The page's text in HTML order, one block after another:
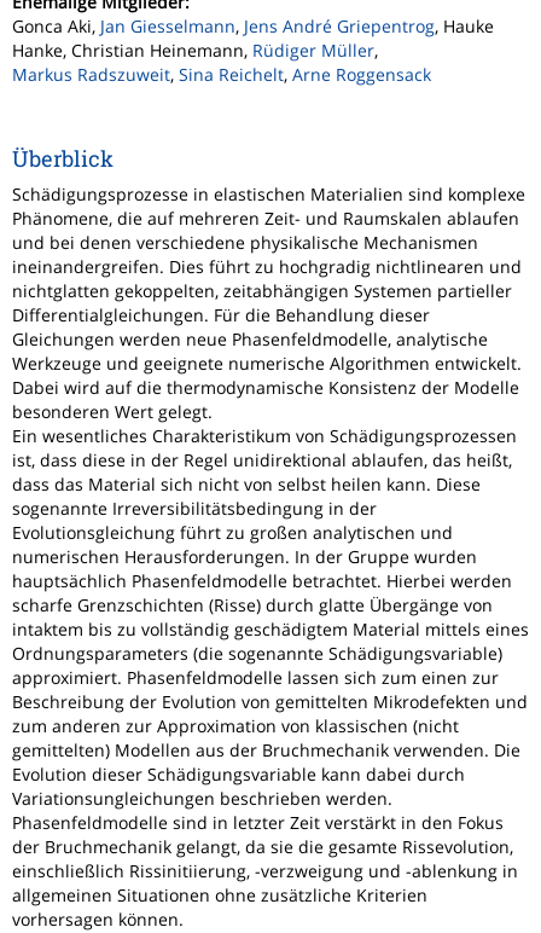
Gonca Aki, Jan Giesselmann, Jens André Griepentrog, Hauke
Hanke, Christian Heinemann, Rüdiger Müller,
Markus Radszuweit, Sina Reichelt, Arne Roggensack
Überblick
Schädigungsprozesse in elastischen Materialien sind komplexe
Phänomene, die auf mehreren Zeit- und Raumskalen ablaufen
und bei denen verschiedene physikalische Mechanismen
ineinandergreifen. Dies führt zu hochgradig nichtlinearen und
nichtglatten gekoppelten, zeitabhängigen Systemen partieller
Differentialgleichungen. Für die Behandlung dieser
Gleichungen werden neue Phasenfeldmodelle, analytische
Werkzeuge und geeignete numerische Algorithmen entwickelt.
Dabei wird auf die thermodynamische Konsistenz der Modelle
besonderen Wert gelegt.
Ein wesentliches Charakteristikum von Schädigungsprozessen
ist, dass diese in der Regel unidirektional ablaufen, das heißt,
dass das Material sich nicht von selbst heilen kann. Diese
sogenannte Irreversibilitätsbedingung in der
Evolutionsgleichung führt zu großen analytischen und
numerischen Herausforderungen. In der Gruppe wurden
hauptsächlich Phasenfeldmodelle betrachtet. Hierbei werden
scharfe Grenzschichten (Risse) durch glatte Übergänge von
intaktem bis zu vollständig geschädigtem Material mittels eines
Ordnungsparameters (die sogenannte Schädigungsvariable)
approximiert. Phasenfeldmodelle lassen sich zum einen zur
Beschreibung der Evolution von gemittelten Mikrodefekten und
zum anderen zur Approximation von klassischen (nicht
gemittelten) Modellen aus der Bruchmechanik verwenden. Die
Evolution dieser Schädigungsvariable kann dabei durch
Variationsungleichungen beschrieben werden.
Phasenfeldmodelle sind in letzter Zeit verstärkt in den Fokus
der Bruchmechanik gelangt, da sie die gesamte Rissevolution,
einschließlich Rissinitiierung, -verzweigung und -ablenkung in
allgemeinen Situationen ohne zusätzliche Kriterien
vorhersagen können.